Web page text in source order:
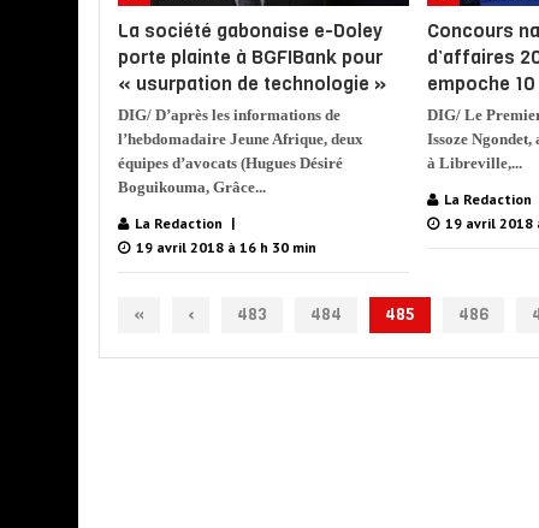
La société gabonaise e-Doley
porte plainte à BGFIBank pour
« usurpation de technologie »
DIG/ D’après les informations de
l’hebdomadaire Jeune Afrique, deux
équipes d’avocats (Hugues Désiré
Boguikouma, Grâce...
La Redaction
19 avril 2018 à 16 h 30 min
Concours
d’affaires
empoche
DIG/ Le
Issoze
à Libreville,...
La Redaction
19 avril 2018
« ‹ 483 484 485 486